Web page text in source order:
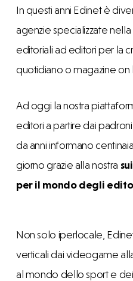
In questi anni Edinet è
agenzie specializzate
editoriali ad editori per la
quotidiano o magazine on
Ad oggi la nostra
editori a partire dai
da anni informano
giorno grazie alla nostra
per il mondo degli
Non solo iperlocale,
verticali dai videogame
al mondo dello sport e